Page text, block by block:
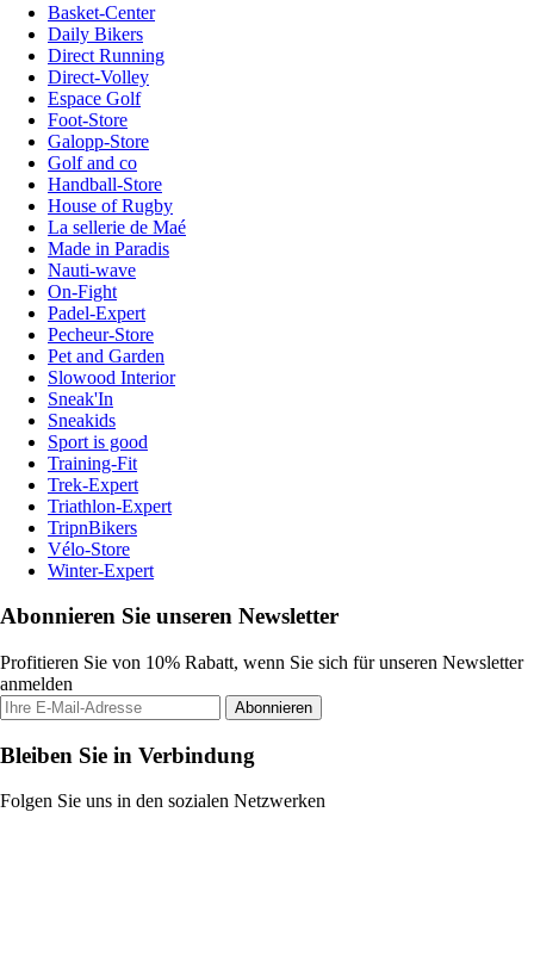
Basket-Center
Daily Bikers
Direct Running
Direct-Volley
Espace Golf
Foot-Store
Galopp-Store
Golf and co
Handball-Store
House of Rugby
La sellerie de Maé
Made in Paradis
Nauti-wave
On-Fight
Padel-Expert
Pecheur-Store
Pet and Garden
Slowood Interior
Sneak'In
Sneakids
Sport is good
Training-Fit
Trek-Expert
Triathlon-Expert
TripnBikers
Vélo-Store
Winter-Expert
Abonnieren Sie unseren Newsletter
Profitieren Sie von 10% Rabatt, wenn Sie sich für unseren Newsletter
anmelden
Abonnieren
Bleiben Sie in Verbindung
Folgen Sie uns in den sozialen Netzwerken